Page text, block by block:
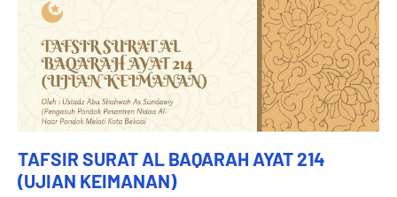
TAFSIR SURAT AL BAQARAH AYAT 214
(UJIAN KEIMANAN)